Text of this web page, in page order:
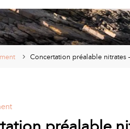
Concertation préalable nitrates